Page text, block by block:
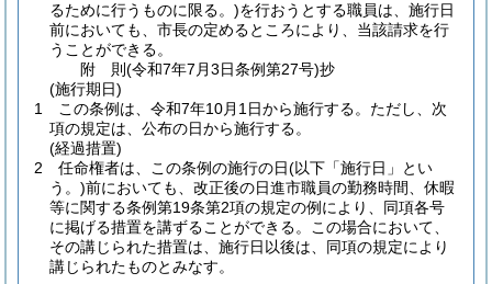
るために行うものに限る。)を行おうとする職員は、施行日
前においても、市長の定めるところにより、当該請求を行
うことができる。
附 則(令和7年7月3日条例第27号)抄
(施行期日)
1
この条例は、令和7年10月1日から施行する。 ただし、次
項の規定は、公布の日から施行する。
(経過措置)
2
任命権者は、この条例の施行の日(以下「施行日」とい
う。)前においても、改正後の日進市職員の勤務時間、休暇
等に関する条例第19条第2項の規定の例により、同項各号
に掲げる措置を講ずることができる。
この場合において、
その講じられた措置は、施行日以後は、同項の規定により
講じられたものとみなす。